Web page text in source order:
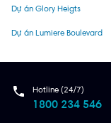
Dự án Glory Heigts
Dự án Lumiere Boulevard
Hotline (24/7)
1800 234 546